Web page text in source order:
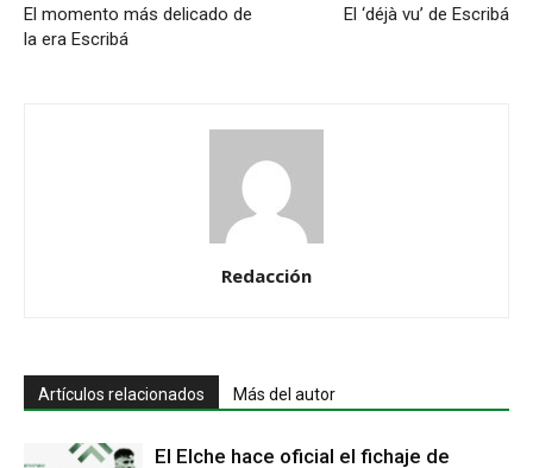
El momento más delicado de
la era Escribá
El ‘déjà vu’ de Escribá
Redacción
Artículos relacionados Más del autor
El Elche hace oficial el fichaje de